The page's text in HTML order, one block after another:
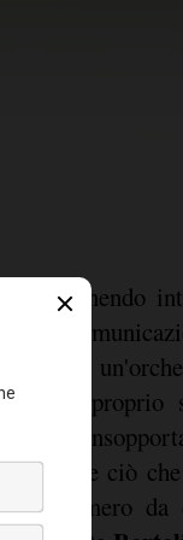
proponendo
essere
del proprio